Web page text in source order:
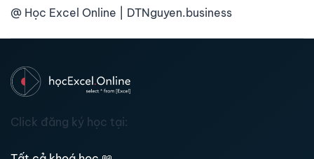
@ Học Excel Online | DTNguyen.business
Click đăng ký học tại: